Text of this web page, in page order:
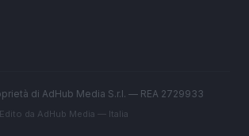
di AdHub Media S.r.l. — REA 2729933
da AdHub Media — Italia